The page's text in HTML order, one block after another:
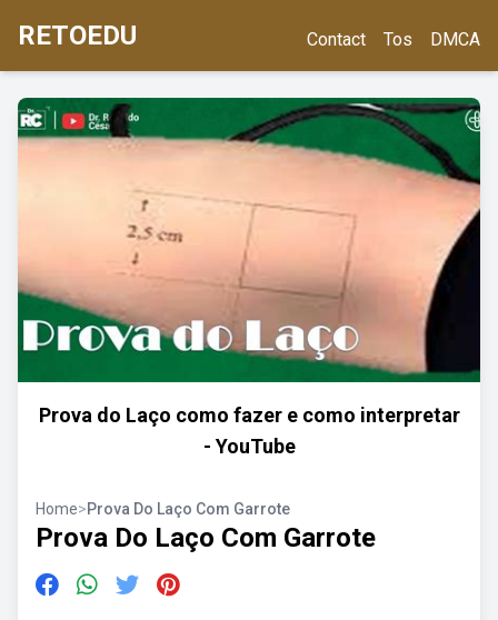
RETOEDU Contact Tos DMCA
Prova do Laço como fazer e como interpretar
- YouTube
Home>Prova Do Laço Com Garrote
Prova Do Laço Com Garrote